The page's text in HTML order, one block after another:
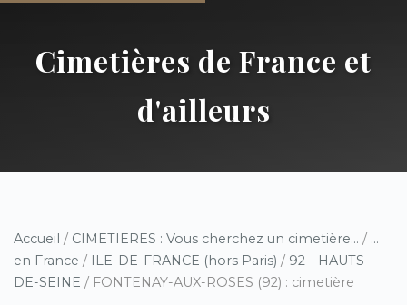
Cimetières de France et
d'ailleurs
Accueil / CIMETIERES : Vous cherchez un cimetière... / ...
en France / ILE-DE-FRANCE (hors Paris) / 92 - HAUTS-
DE-SEINE / FONTENAY-AUX-ROSES (92) : cimetière